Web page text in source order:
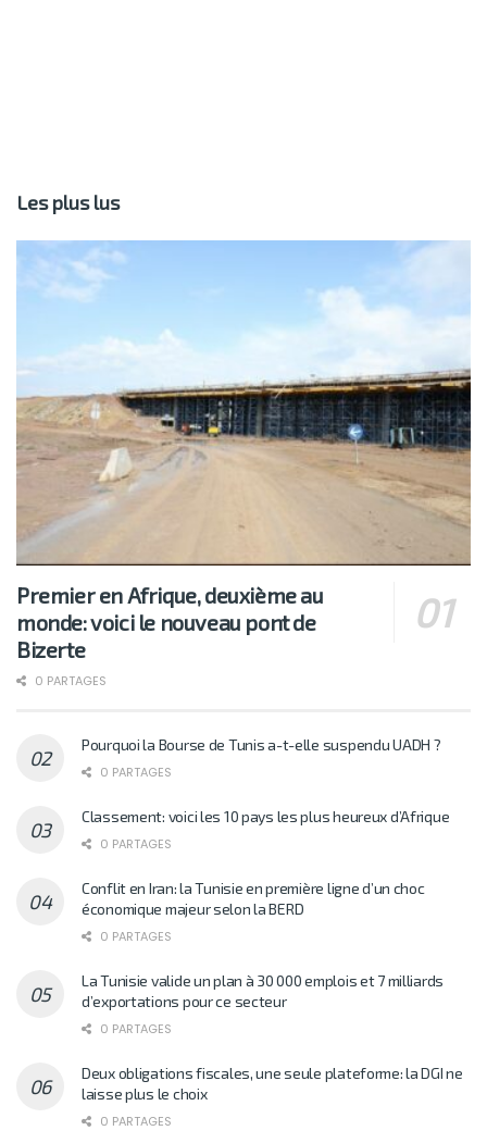
Les plus lus
Premier en Afrique, deuxième au
monde: voici le nouveau pont de
Bizerte
0 PARTAGES
Pourquoi la Bourse de Tunis a-t-elle suspendu UADH ?
0 PARTAGES
Classement: voici les 10 pays les plus heureux d’Afrique
0 PARTAGES
Conflit en Iran: la Tunisie en première ligne d’un choc
économique majeur selon la BERD
0 PARTAGES
La Tunisie valide un plan à 30 000 emplois et 7 milliards
d’exportations pour ce secteur
0 PARTAGES
Deux obligations fiscales, une seule plateforme: la DGI ne
laisse plus le choix
0 PARTAGES